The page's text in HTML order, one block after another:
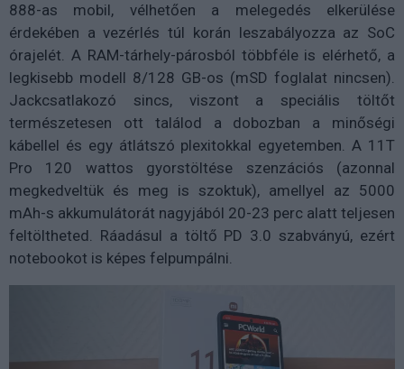
888-as mobil, vélhetően a melegedés elkerülése
érdekében a vezérlés túl korán leszabályozza az SoC
órajelét. A RAM-tárhely-párosból többféle is elérhető, a
legkisebb modell 8/128 GB-os (mSD foglalat nincsen).
Jackcsatlakozó sincs, viszont a speciális töltőt
természetesen ott találod a dobozban a minőségi
kábellel és egy átlátszó plexitokkal egyetemben. A 11T
Pro 120 wattos gyorstöltése szenzációs (azonnal
megkedveltük és meg is szoktuk), amellyel az 5000
mAh-s akkumulátorát nagyjából 20-23 perc alatt teljesen
feltöltheted. Ráadásul a töltő PD 3.0 szabványú, ezért
notebookot is képes felpumpálni.